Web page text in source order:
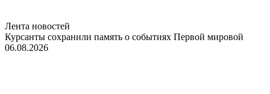
Лента новостей
Курсанты сохранили память о событиях Первой мировой
06.08.2026